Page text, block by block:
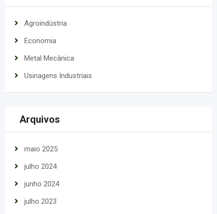
Agroindústria
Economia
Metal Mecânica
Usinagens Industriais
Arquivos
maio 2025
julho 2024
junho 2024
julho 2023